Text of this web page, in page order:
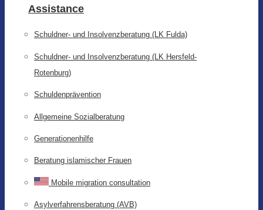
Assistance
Schuldner- und Insolvenzberatung (LK Fulda)
Schuldner- und Insolvenzberatung (LK Hersfeld-
Rotenburg)
Schuldenprävention
Allgemeine Sozialberatung
Generationenhilfe
Beratung islamischer Frauen
Mobile migration consultation
Asylverfahrensberatung (AVB)